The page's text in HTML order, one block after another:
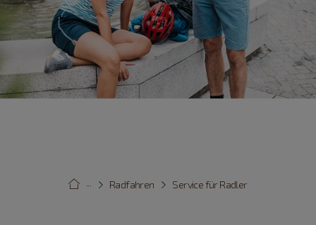
Service für Radler
Radfahren
···